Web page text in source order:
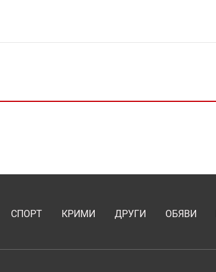
СПОРТ КРИМИ ДРУГИ ОБЯВИ